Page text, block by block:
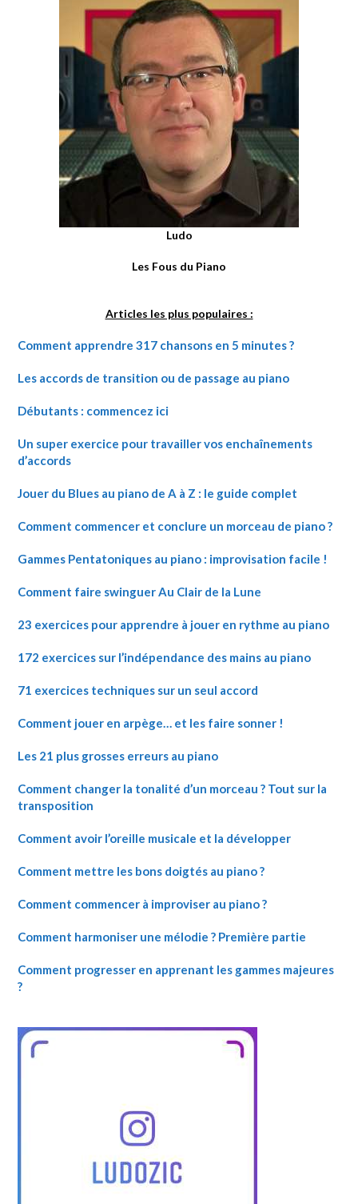
Ludo
Les Fous du Piano
Articles les plus populaires :
Comment apprendre 317 chansons en 5 minutes ?
Les accords de transition ou de passage au piano
Débutants : commencez ici
Un super exercice pour travailler vos enchaînements
d’accords
Jouer du Blues au piano de A à Z : le guide complet
Comment commencer et conclure un morceau de piano ?
Gammes Pentatoniques au piano : improvisation facile !
Comment faire swinguer Au Clair de la Lune
23 exercices pour apprendre à jouer en rythme au piano
172 exercices sur l’indépendance des mains au piano
71 exercices techniques sur un seul accord
Comment jouer en arpège… et les faire sonner !
Les 21 plus grosses erreurs au piano
Comment changer la tonalité d’un morceau ? Tout sur la
transposition
Comment avoir l’oreille musicale et la développer
Comment mettre les bons doigtés au piano ?
Comment commencer à improviser au piano ?
Comment harmoniser une mélodie ? Première partie
Comment progresser en apprenant les gammes majeures
?